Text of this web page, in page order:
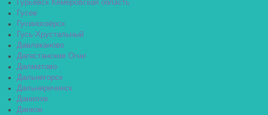
Гурьевск Кемеровская область
Гусев
Гусиноозёрск
Гусь-Хрустальный
Давлеканово
Дагестанские Огни
Далматово
Дальнегорск
Дальнереченск
Данилов
Данков